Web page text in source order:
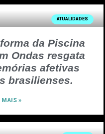
ATUALIDADES
da Piscina
Ondas resgata
afetivas
brasilienses.
MAIS »